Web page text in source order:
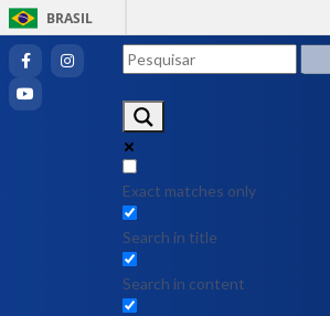
BRASIL
Exact matches only
Search in title
Search in content